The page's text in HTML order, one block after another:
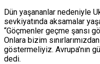
Dün yaşananlar nedeniyle
sevkiyatında aksamalar
“Göçmenler geçme şansı
Onlara bizim
göstermeliyiz. Avrupa’nın
dedi.